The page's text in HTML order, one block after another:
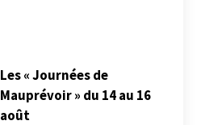
Les « Journées de
Mauprévoir » du 14 au 16
août